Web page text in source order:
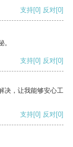
支持[0] 反对[0]
支持[0] 反对[0]
决，让我能够安心工
支持[0] 反对[0]